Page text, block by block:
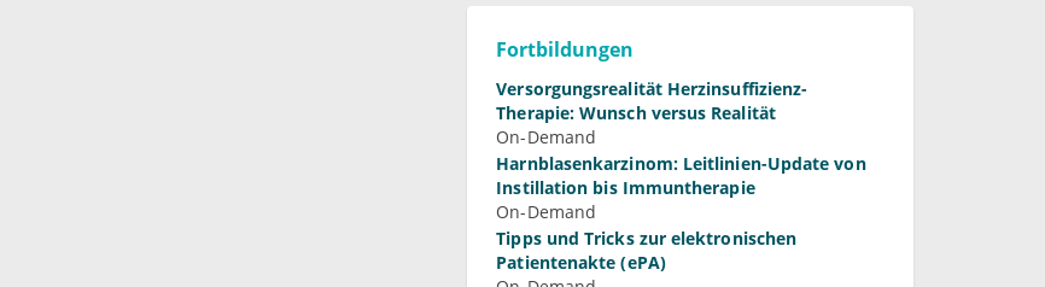
Fortbildungen
Versorgungsrealität Herzinsuffizienz-
Therapie: Wunsch versus Realität
On-Demand
Harnblasenkarzinom: Leitlinien-Update von
Instillation bis Immuntherapie
On-Demand
Tipps und Tricks zur elektronischen
Patientenakte (ePA)